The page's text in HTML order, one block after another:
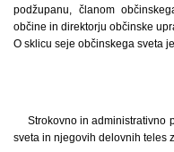
podžupanu, članom
občine in direktorju občinske
O sklicu seje občinskega sveta
Strokovno in administrativno
sveta in njegovih delovnih teles